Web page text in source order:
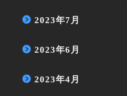
2023年7月
2023年6月
2023年4月